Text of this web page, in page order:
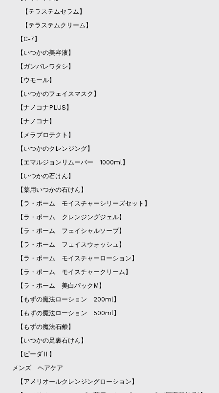
【テラステムセラム】
【テラステムクリーム】
【C-7】
【いつかの美容液】
【ガンバレワタシ】
【ウモール】
【いつかのフェイスマスク】
【ナノコナPLUS】
【ナノコナ】
【メラプロテクト】
【いつかのクレンジング】
【エマルジョンリムーバー 1000ml】
【いつかの石けん】
【薬用いつかの石けん】
【ラ・ポーム モイスチャーシリーズセット】
【ラ・ポーム クレンジングジェル】
【ラ・ポーム フェイシャルソープ】
【ラ・ポーム フェイスウォッシュ】
【ラ・ポーム モイスチャーローション】
【ラ・ポーム モイスチャークリーム】
【ラ・ポーム 美白パックM】
【もずの魔法ローション 200ml】
【もずの魔法ローション 500ml】
【もずの魔法石鹸】
【いつかの足裏石けん】
【ピーダⅡ】
メンズ ヘアケア
【アメリオールクレンジングローション】